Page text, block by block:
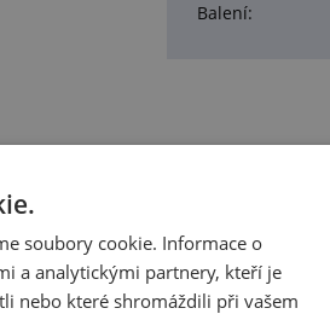
Balení:
soubory cookie. Informace o
a analytickými partnery, kteří je
nebo které shromáždili při vašem